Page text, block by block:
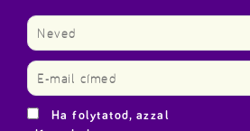
Ha folytatod, azzal